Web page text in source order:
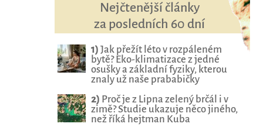
Nejčtenější články
za posledních 60 dní
1) Jak přežít léto v rozpáleném
bytě? Eko-klimatizace z jedné
osušky a základní fyziky, kterou
znaly už naše prababičky
2) Proč je z Lipna zelený brčál i v
zimě? Studie ukazuje něco jiného,
než říká hejtman Kuba